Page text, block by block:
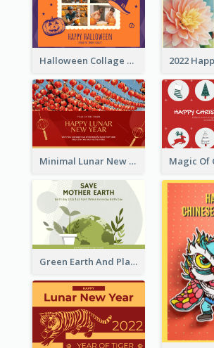
Halloween Collage Greeting Card
Minimal Lunar New Year Celebration Greeting Card
Green Earth And Plants Illustrations Greeting Card